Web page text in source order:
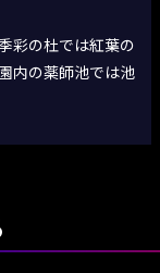
彩の杜では紅葉の
内の薬師池では池